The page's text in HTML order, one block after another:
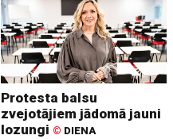
Protesta balsu
zvejotājiem jādomā jauni
lozungi © DIENA